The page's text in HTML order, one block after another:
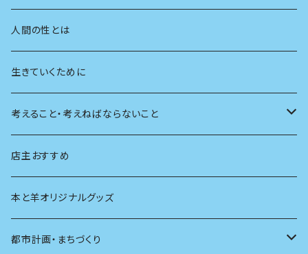
学校
動物
植物
天体
生物
人間の性とは
生きていくために
考えること・考えねばならないこと
創元社 シリーズ「あいだで考える」
店主おすすめ
本と羊オリジナルグッズ
都市計画・まちづくり